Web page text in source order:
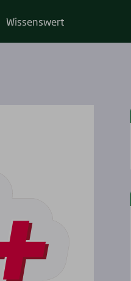
Wis­sens­wert